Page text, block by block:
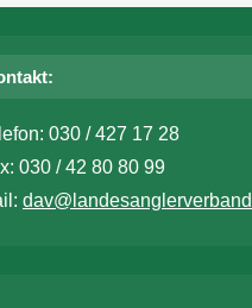
030 / 427 17 28
030 / 42 80 80 99